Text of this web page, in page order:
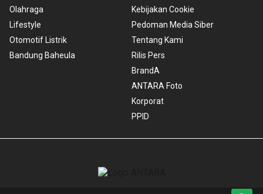
Olahraga
Lifestyle
Otomotif Listrik
Bandung Baheula
Kebijakan Cookie
Pedoman Media Siber
Tentang Kami
Rilis Pers
BrandA
ANTARA Foto
Korporat
PPID